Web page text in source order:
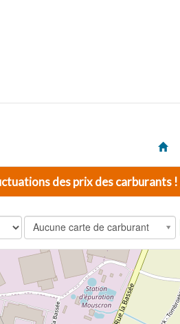
des prix des carburants !
Aucune carte de carburant